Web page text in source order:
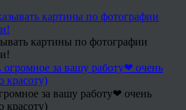
картины по фотографии
за вашу работу❤ очень
красоту)